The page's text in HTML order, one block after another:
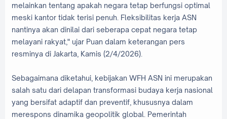
melainkan tentang apakah negara tetap berfungsi optimal
meski kantor tidak terisi penuh. Fleksibilitas kerja ASN
nantinya akan dinilai dari seberapa cepat negara tetap
melayani rakyat," ujar Puan dalam keterangan pers
resminya di Jakarta, Kamis (2/4/2026).
Sebagaimana diketahui, kebijakan WFH ASN ini merupakan
salah satu dari delapan transformasi budaya kerja nasional
yang bersifat adaptif dan preventif, khususnya dalam
merespons dinamika geopolitik global. Pemerintah